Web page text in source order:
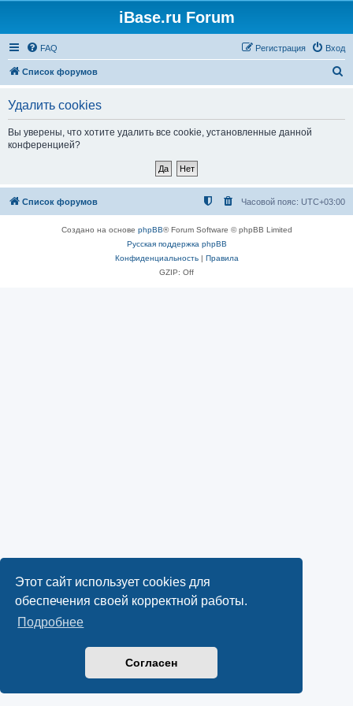
Этот сайт использует cookies для
обеспечения своей корректной работы.
Подробнее
Согласен
iBase.ru Forum
FAQ Вход
Регистрация
Список форумов
Удалить cookies
Вы уверены, что хотите удалить все cookie, установленные данной
конференцией?
Список форумов Часовой пояс: UTC+03:00
Создано на основе phpBB® Forum Software © phpBB Limited
Русская поддержка phpBB
Конфиденциальность| Правила
GZIP: Off